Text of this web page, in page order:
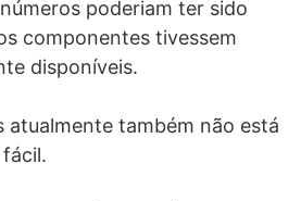
poderiam ter sido
componentes tivessem
disponíveis.
atualmente também não está